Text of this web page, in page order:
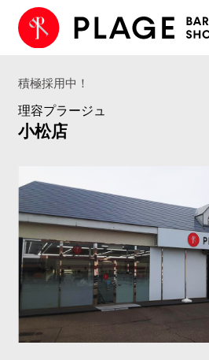
積極採用中！
理容プラージュ
小松店